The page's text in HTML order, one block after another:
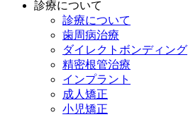
診療について
診療について
歯周病治療
ダイレクトボンディング
精密根管治療
インプラント
成人矯正
小児矯正